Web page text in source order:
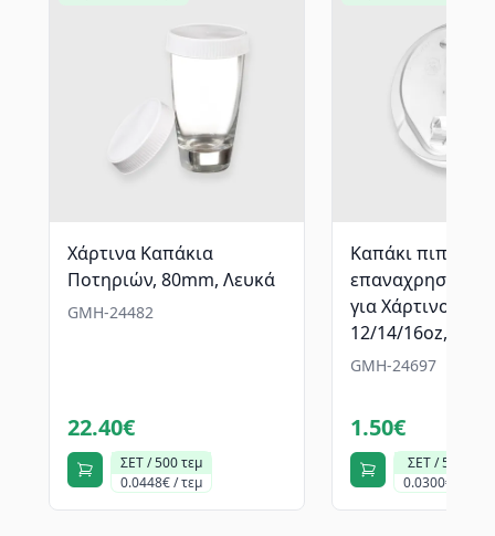
Χάρτινα Καπάκια
Ποτηριών, 80mm, Λευκά
GMH-24482
22.40€
ΣΕΤ / 500 τεμ
0.0448€ / τεμ
Καπάκι πιπίλα
για Χάρτινο
12/14/16oz,
GMH-24697
1.50€
ΣΕΤ / 50 τεμ
0.0300€ / τεμ